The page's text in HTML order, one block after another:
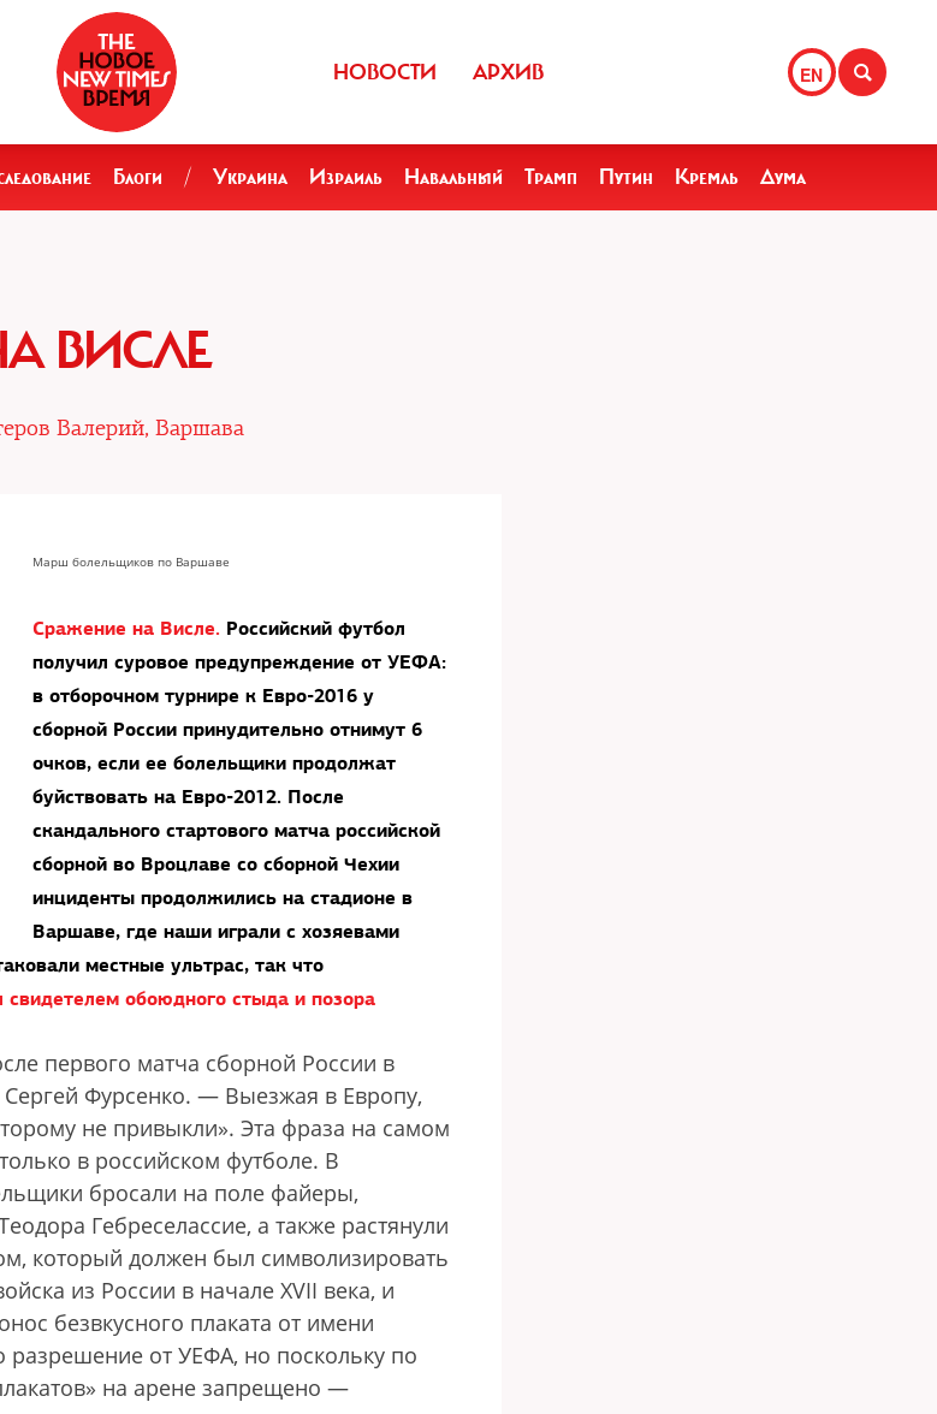
EN
НОВОСТИ АРХИВ
Блоги / Украина Израиль Навальный Трамп Путин Кремль Дума
ВИСЛЕ
Валерий, Варшава
Марш болельщиков по Варшаве
Сражение на Висле. Российский футбол
получил суровое предупреждение от УЕФА:
в отборочном турнире к Евро-2016 у
сборной России принудительно отнимут 6
очков, если ее болельщики продолжат
буйствовать на Евро-2012. После
скандального стартового матча российской
сборной во Вроцлаве со сборной Чехии
инциденты продолжились на стадионе в
Варшаве, где наши играли с хозяевами
местные ультрас, так что
свидетелем обоюдного стыда и позора
первого матча сборной России в
Фурсенко. — Выезжая в Европу,
не привыкли». Эта фраза на самом
в российском футболе. В
бросали на поле файеры,
Гебреселассие, а также растянули
который должен был символизировать
из России в начале XVII века, и
безвкусного плаката от имени
от УЕФА, но поскольку по
на арене запрещено —